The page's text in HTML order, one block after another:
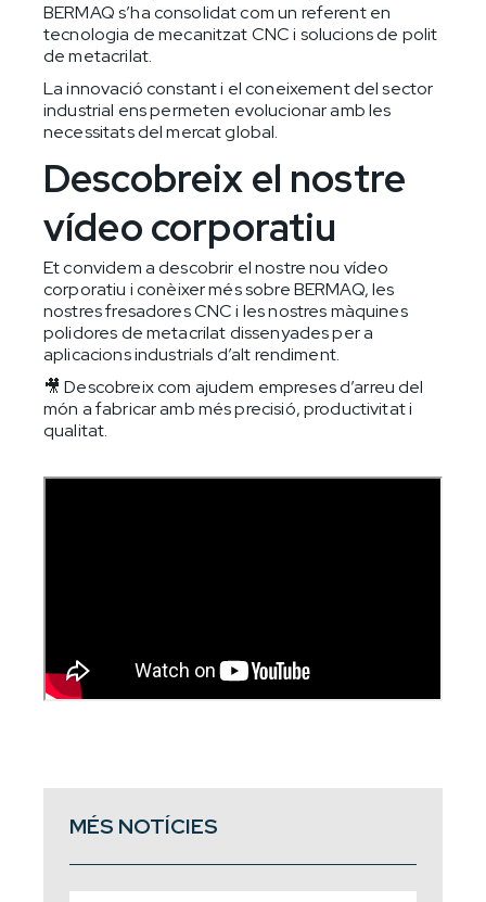
BERMAQ s’ha consolidat com un referent en
tecnologia de mecanitzat CNC i solucions de polit
de metacrilat.
La innovació constant i el coneixement del sector
industrial ens permeten evolucionar amb les
necessitats del mercat global.
Descobreix el nostre
vídeo corporatiu
Et convidem a descobrir el nostre nou vídeo
corporatiu i conèixer més sobre BERMAQ, les
nostres fresadores CNC i les nostres màquines
polidores de metacrilat dissenyades per a
aplicacions industrials d’alt rendiment.
🎥 Descobreix com ajudem empreses d’arreu del
món a fabricar amb més precisió, productivitat i
qualitat.
MÉS NOTÍCIES